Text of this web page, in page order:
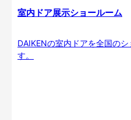
室内ドア展示ショールーム
DAIKENの室内ドアを全国の
す。